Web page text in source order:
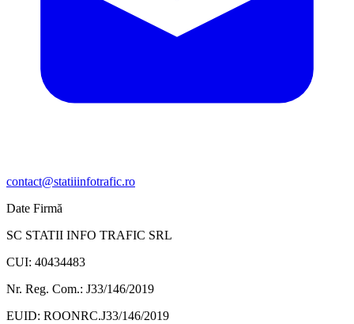
contact@statiiinfotrafic.ro
Date Firmă
SC STATII INFO TRAFIC SRL
CUI: 40434483
Nr. Reg. Com.: J33/146/2019
EUID: ROONRC.J33/146/2019